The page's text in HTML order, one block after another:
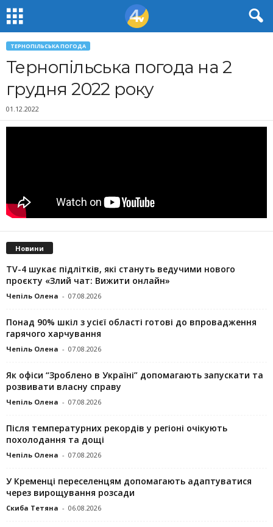
ТЕРНОПІЛЬСЬКА ПОГОДА
Тернопільська погода на 2
грудня 2022 року
01.12.2022
Новини
TV-4 шукає підлітків, які стануть ведучими нового
проєкту «Злий чат: Вижити онлайн»
Чепіль Олена - 07.08.2026
Понад 90% шкіл з усієї області готові до впровадження
гарячого харчування
Чепіль Олена - 07.08.2026
Як офіси “Зроблено в Україні” допомагають запускaти та
розвивати власну справу
Чепіль Олена - 07.08.2026
Після температурних рекордів у регіоні очікують
похолодання та дощі
Чепіль Олена - 07.08.2026
У Кременці переселенцям допомагають адаптуватися
через вирощування розсади
Скиба Тетяна - 06.08.2026